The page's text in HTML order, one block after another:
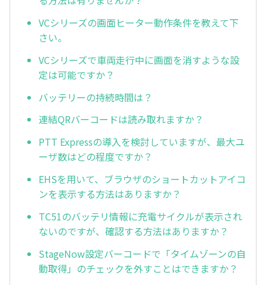
VCシリーズの画面ヒーター動作条件を教えて下
さい。
VCシリーズで車両走行中に画面を消すような設
定は可能ですか？
バッテリーの持続時間は？
連結QRバーコードは読み取れますか？
PTT Expressの導入を検討していますが、最大ユ
ーザ数はどの程度ですか？
EHSを用いて、ブラウザのショートカットアイコ
ンを表示する方法はありますか？
TC51のバッテリ情報に充電サイクルが表示され
ないのですが、確認する方法はありますか？
StageNow設定バーコードで「タイムゾーンの自
動取得」のチェックを外すことはできますか？